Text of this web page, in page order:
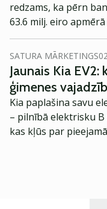
redzams, ka pērn
63.6 milj. eiro
iepriekš.
gada atbilstošo
pārsniedzot 2.6 mljrd.
SATURA MĀRKETINGS
Jaunais Kia
ģimenes
Kia paplašina savu
– pilnībā elektrisku
kas kļūs par